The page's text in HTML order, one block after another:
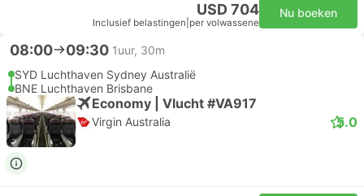
USD 704
Inclusief belastingen per volwassene
Nu boeken
08:00 09:30 1uur, 30m
SYD Luchthaven Sydney Australië
BNE Luchthaven Brisbane
Economy | Vlucht #VA917
Virgin Australia 5.0